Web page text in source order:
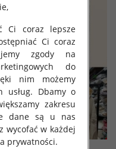
Ci coraz lepsze
Ci coraz
zgody na
do
nim możemy
usług. Dbamy o
zakresu
dane są u nas
wycofać w każdej
prywatności.